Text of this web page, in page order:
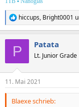
R
e
e
n
hiccups, Bright0001
P Patata
Lt. Junior Grade
11. Mai 2021
Blaexe schrieb: